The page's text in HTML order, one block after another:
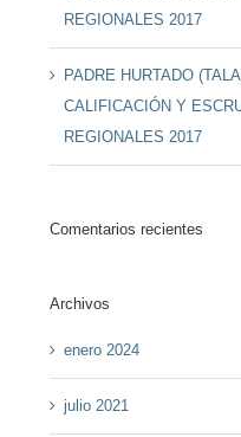
REGIONALES 2017
PADRE HURTADO
CALIFICACIÓN Y
REGIONALES 2017
Comentarios recientes
Archivos
enero 2024
julio 2021